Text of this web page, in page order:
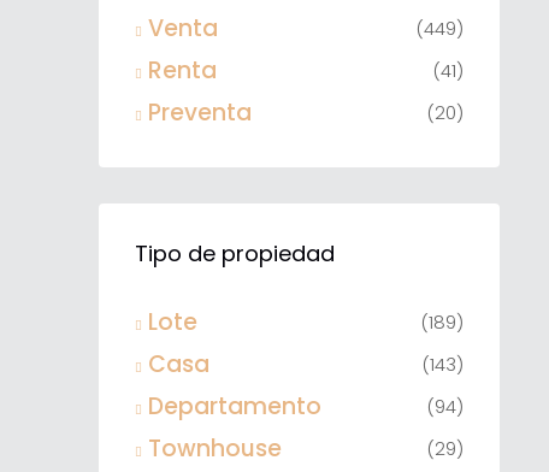
Venta (449)
Renta (41)
Preventa (20)
Tipo de propiedad
Lote (189)
Casa (143)
Departamento (94)
Townhouse (29)